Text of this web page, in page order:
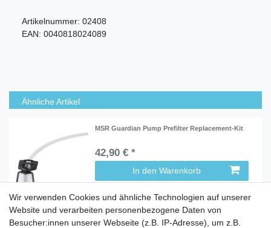
Artikelnummer: 02408
EAN: 0040818024089
Ähnliche Artikel
MSR Guardian Pump Prefilter Replacement-Kit
42,90 € *
In den Warenkorb
Wir verwenden Cookies und ähnliche Technologien auf unserer
Website und verarbeiten personenbezogene Daten von
Besucher:innen unserer Webseite (z.B. IP-Adresse), um z.B.